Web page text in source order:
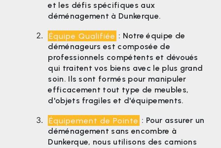
et les défis spécifiques aux
déménagement à Dunkerque.
Équipe Qualifiée : Notre équipe de
déménageurs est composée de
professionnels compétents et dévoués
qui traitent vos biens avec le plus grand
soin. Ils sont formés pour manipuler
efficacement tout type de meubles,
d'objets fragiles et d'équipements.
Équipement de Pointe : Pour assurer un
déménagement sans encombre à
Dunkerque, nous utilisons des camions